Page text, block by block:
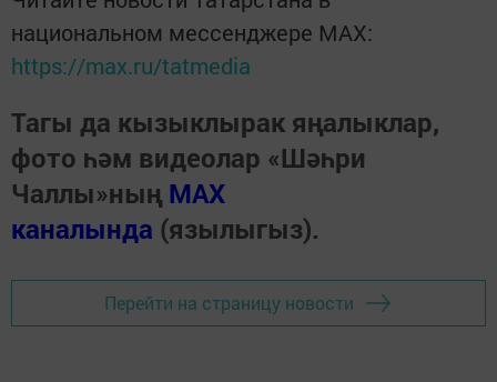
национальном мессенджере MАХ:
https://max.ru/tatmedia
Тагы да кызыклырак яңалыклар,
фото һәм видеолар «Шәһри
Чаллы»ның MAX
каналында (язылыгыз).
Перейти на страницу новости